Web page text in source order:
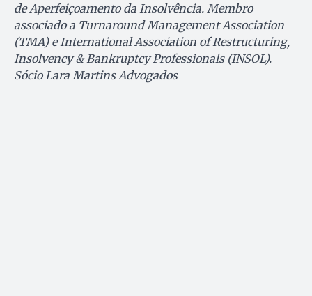
de Aperfeiçoamento da Insolvência. Membro
associado a Turnaround Management Association
(TMA) e International Association of Restructuring,
Insolvency & Bankruptcy Professionals (INSOL).
Sócio Lara Martins Advogados